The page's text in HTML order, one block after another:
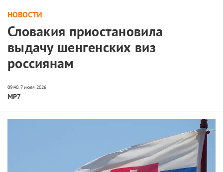
НОВОСТИ
Словакия приостановила
выдачу шенгенских виз
россиянам
МР7